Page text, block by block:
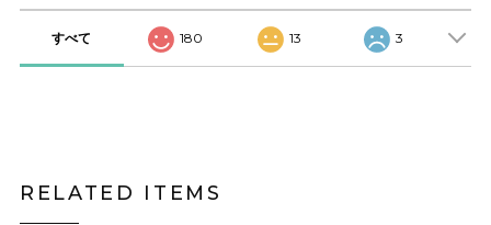
すべて 180 13 3
RELATED ITEMS